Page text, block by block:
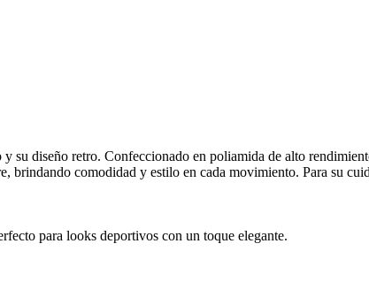
su diseño retro. Confeccionado en poliamida de alto
brindando comodidad y estilo en cada movimiento. Para su
para looks deportivos con un toque elegante.